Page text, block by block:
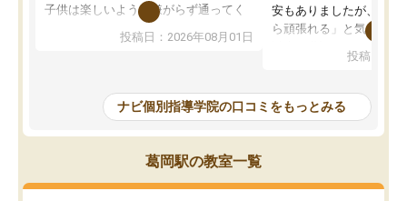
子供は楽しいようで嫌がらず通ってく
先生は良い方が多く、いつも笑顔で対
教室は少し狭い印象なので夜の時間帯
など生徒さんが多い時間帯は手狭では
ないかな？と感じます。
また駅前にあるのでアクセスは良いで
すが駐車場がないのでお迎えの際に近
隣のコインパーキングを利用または路
投稿日：2026年08月01日
安もありましたが、子ど
ら頑張れる」と気に入り
ても分かりやすく、学
方を丁寧に教えてくださ
が深まっていると感じま
熱心で、一人ひとりの苦
前より勉強に前向きに取
投稿日：
ナビ個別指導学院の口コミをもっとみる
葛岡駅の教室一覧